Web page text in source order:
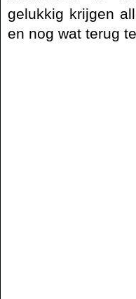
gelukkig krijgen
en nog wat terug